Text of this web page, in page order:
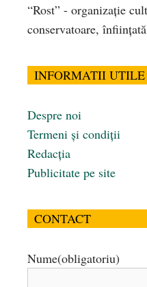
“Rost” - organizaţie
conservatoare,
INFORMATII UTILE
Despre noi
Termeni și condiții
Redacția
Publicitate pe site
CONTACT
Nume(obligatoriu)